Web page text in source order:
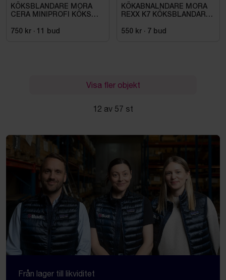
KÖKSBLANDARE MORA
CERA MINIPROFI KÖKS
242301
750 kr · 11 bud
KÖKABNALNDARE MORA
REXX K7 KÖKSBLANDARE,
KROM\/SVART
550 kr · 7 bud
Visa fler objekt
12 av 57 st
Från lager till likviditet